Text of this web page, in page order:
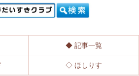
◆ 記事一覧
◇ ほしりす